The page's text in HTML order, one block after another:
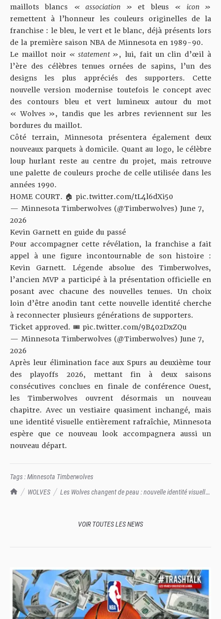
TrashTalk Actu NBA
WOLVES
Les Wolves changent de peau : nouvelle identité visuelle
maillots blancs « association » et bleus « icon »
remettent à l’honneur les couleurs originelles de la
franchise : le bleu, le vert et le blanc, déjà présents lors
de la première saison NBA de Minnesota en 1989-90.
Le maillot noir « statement », lui, fait un clin d’œil à
l’ère des célèbres tenues ornées de sapins, l’un des
designs les plus appréciés des supporters. Cette
nouvelle version modernise toutefois le concept avec
des contours bleu et vert lumineux autour du mot
« Wolves », tandis que les arbres reviennent sur les
bordures du maillot.
Côté terrain, Minnesota présentera également deux
nouveaux parquets à domicile. Quant au logo, le célèbre
loup hurlant reste au centre du projet, mais retrouve
une palette de couleurs proche de celle utilisée dans les
années 1990.
HOME COURT. 🏠 pic.twitter.com/tL4l6dXi50
— Minnesota Timberwolves (@Timberwolves) June 7,
2026
Kevin Garnett en guide du passé
Pour accompagner cette révélation, la franchise a fait
appel à une figure incontournable de son histoire :
Kevin Garnett. Légende absolue des Timberwolves,
l’ancien MVP a participé à la présentation officielle en
posant avec chacune des nouvelles tenues. Un choix
loin d’être anodin tant cette nouvelle identité cherche
à reconnecter plusieurs générations de supporters.
Ticket approved. 🎟️ pic.twitter.com/9B402DxZQu
— Minnesota Timberwolves (@Timberwolves) June 7,
2026
Après leur élimination face aux Spurs au deuxième tour
des playoffs 2026, mettant fin à deux saisons
consécutives conclues en finale de conférence Ouest,
les Timberwolves ouvrent désormais un nouveau
chapitre. Avec un vestiaire quasiment inchangé, mais
une identité visuelle entièrement rafraîchie, Minnesota
espère que ce nouveau look accompagnera aussi un
nouveau départ.
Tags :Minnesota Timberwolves
VOIR TOUTES LES NEWS